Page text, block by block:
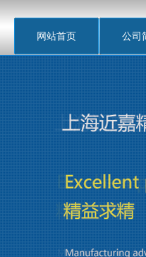
网站首页 公司